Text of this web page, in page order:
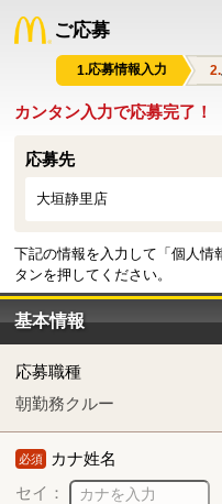
ご応募
応募情報入力
カンタン入力で応募完了！
応募先
大垣静里店
下記の情報を入力して「個人情
タンを押してください。
基本情報
応募職種
朝勤務クルー
必須 カナ姓名
セイ：